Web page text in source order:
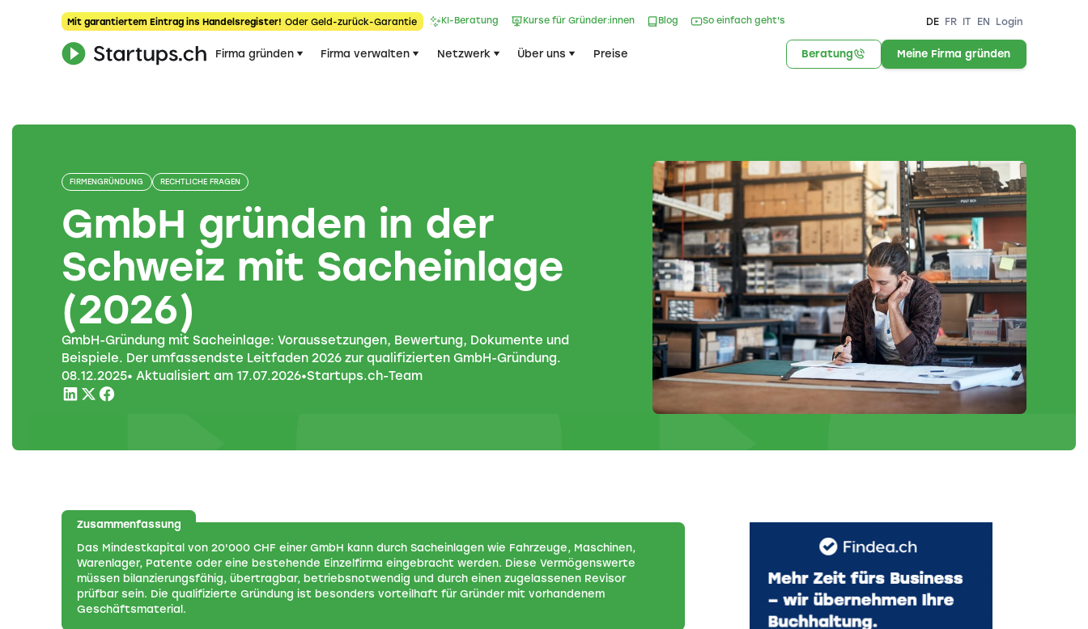
Mit garantiertem Eintrag ins Handelsregister! Oder Geld-zurück-Garantie​ KI-Beratung Kurse für Gründer:innen Blog So einfach geht's DE FR IT EN Login
Firma gründen Firma verwalten Netzwerk Über uns Preise Beratung Meine Firma gründen
FIRMENGRÜNDUNG RECHTLICHE FRAGEN
GmbH gründen in der
Schweiz mit Sacheinlage
(2026)
GmbH-Gründung mit Sacheinlage: Voraussetzungen, Bewertung, Dokumente und
Beispiele. Der umfassendste Leitfaden 2026 zur qualifizierten GmbH-Gründung.
08.12.2025• Aktualisiert am 17.07.2026•Startups.ch-Team
Zusammenfassung
Das Mindestkapital von 20'000 CHF einer GmbH kann durch Sacheinlagen wie Fahrzeuge, Maschinen,
Warenlager, Patente oder eine bestehende Einzelfirma eingebracht werden. Diese Vermögenswerte
müssen bilanzierungsfähig, übertragbar, betriebsnotwendig und durch einen zugelassenen Revisor
prüfbar sein. Die qualifizierte Gründung ist besonders vorteilhaft für Gründer mit vorhandenem
Geschäftsmaterial.